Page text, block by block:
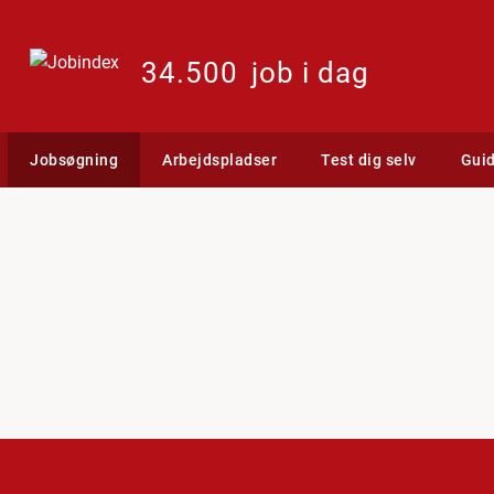
34.500 job i dag
Jobsøgning Arbejdspladser Test dig selv